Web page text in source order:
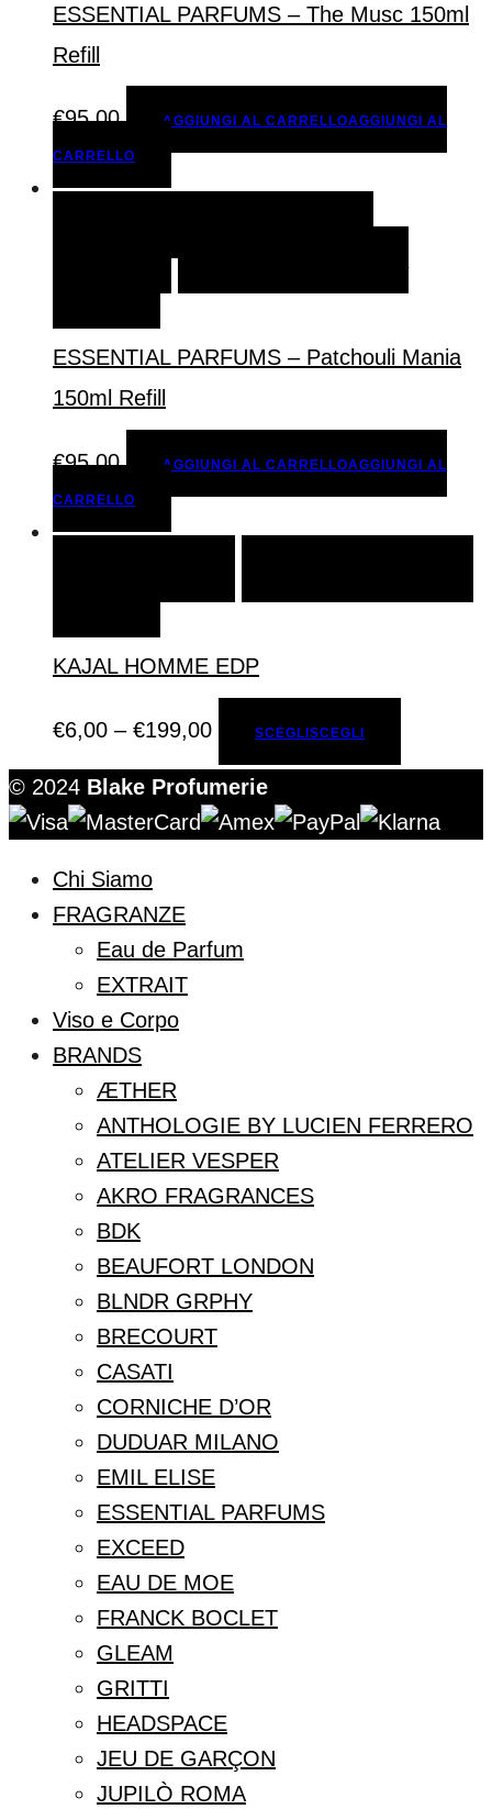
ESSENTIAL PARFUMS – The Musc 150ml
Refill
€95,00 AGGIUNGI AL CARRELLOAGGIUNGI AL
CARRELLO
AGGIUNGI AL
ESSENTIAL PARFUMS – Patchouli Mania
150ml Refill
€95,00 AGGIUNGI AL CARRELLOAGGIUNGI AL
CARRELLO
KAJAL HOMME EDP
€6,00 – €199,00 SCEGLISCEGLI
© 2024 Blake Profumerie
Chi Siamo
FRAGRANZE
Eau de Parfum
EXTRAIT
Viso e Corpo
BRANDS
ÆTHER
ANTHOLOGIE BY LUCIEN FERRERO
ATELIER VESPER
AKRO FRAGRANCES
BDK
BEAUFORT LONDON
BLNDR GRPHY
BRECOURT
CASATI
CORNICHE D’OR
DUDUAR MILANO
EMIL ELISE
ESSENTIAL PARFUMS
EXCEED
EAU DE MOE
FRANCK BOCLET
GLEAM
GRITTI
HEADSPACE
JEU DE GARÇON
JUPILÒ ROMA